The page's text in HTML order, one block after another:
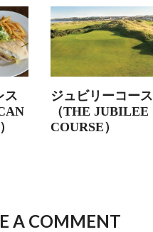
ス
ジュビリーコース
（THE JUBILEE
COURSE）
A COMMENT